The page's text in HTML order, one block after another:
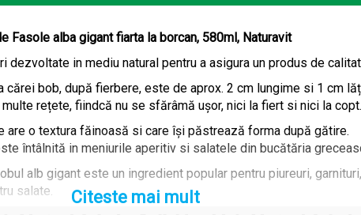
Fasole alba gigant fiarta la borcan, 580ml, Naturavit
in mediu natural pentru a asigura un produs de
bob, după fierbere, este de aprox. 2 cm lungime si 1 cm
rețete, fiindcă nu se sfărâmă ușor, nici la fiert si nici la copt.
are o textura făinoasă si care își păstrează forma după gătire.
întâlnită in meniurile aperitiv si salatele din bucătăria
alb gigant este un ingredient popular pentru piureuri,
salate.
Citeste mai mult